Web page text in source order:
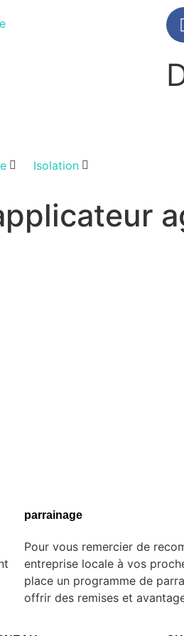
Isolation
parrainage
Pour vous remercier de
entreprise locale à vos
place un programme de
offrir des remises et